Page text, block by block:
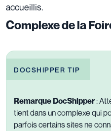
accueillis.
Complexe de la
DOCSHIPPER TIP
Remarque DocShipper :
tient dans un complexe qui
parfois certains sites ne